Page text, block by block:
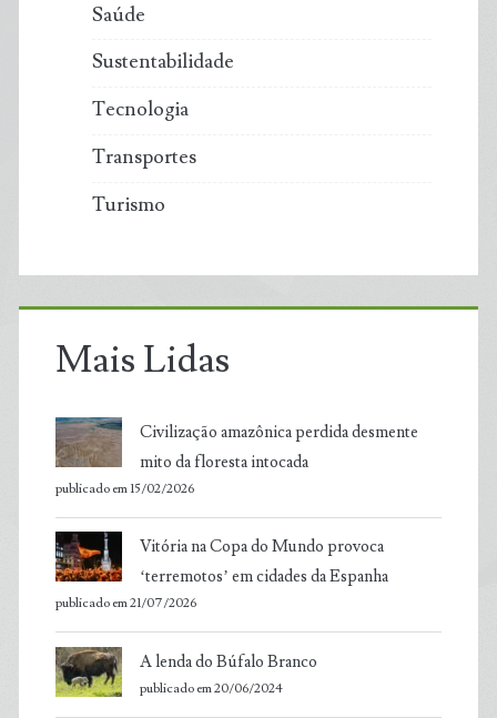
Saúde
Sustentabilidade
Tecnologia
Transportes
Turismo
Mais Lidas
Civilização amazônica perdida desmente
mito da floresta intocada
publicado em 15/02/2026
Vitória na Copa do Mundo provoca
‘terremotos’ em cidades da Espanha
publicado em 21/07/2026
A lenda do Búfalo Branco
publicado em 20/06/2024